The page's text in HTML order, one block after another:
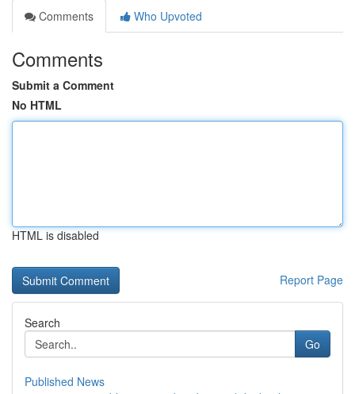
Comments
Who Upvoted
Comments
Submit a Comment
No HTML
HTML is disabled
Report Page
Search
Go
Published News